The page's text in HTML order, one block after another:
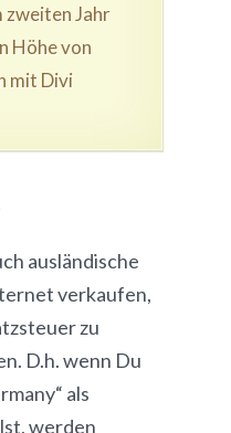
zweiten Jahr
Höhe von
mit Divi
ausländische
verkaufen,
zu
D.h. wenn Du
als
werden